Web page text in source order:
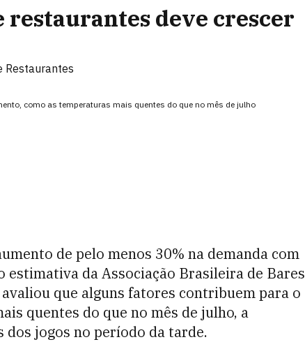
restaurantes deve crescer
Restaurantes
como as temperaturas mais quentes do que no mês de julho
de pelo menos 30% na demanda com
estimativa da Associação Brasileira de Bares
que alguns fatores contribuem para o
quentes do que no mês de julho, a
jogos no período da tarde.